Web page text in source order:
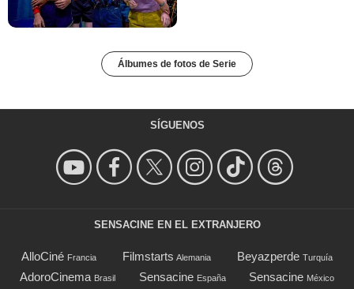
Álbumes de fotos de Serie
SÍGUENOS
SENSACINE EN EL EXTRANJERO
AlloCiné Francia Filmstarts Alemania Beyazperde Turquía
AdoroCinema Brasil Sensacine España Sensacine México